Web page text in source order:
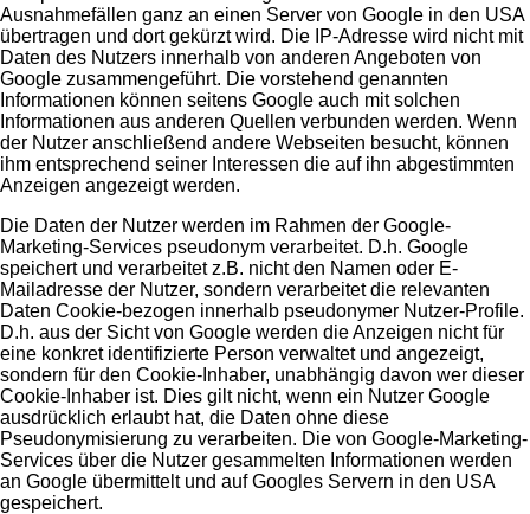
Ausnahmefällen ganz an einen Server von Google in den USA
übertragen und dort gekürzt wird. Die IP-Adresse wird nicht mit
Daten des Nutzers innerhalb von anderen Angeboten von
Google zusammengeführt. Die vorstehend genannten
Informationen können seitens Google auch mit solchen
Informationen aus anderen Quellen verbunden werden. Wenn
der Nutzer anschließend andere Webseiten besucht, können
ihm entsprechend seiner Interessen die auf ihn abgestimmten
Anzeigen angezeigt werden.
Die Daten der Nutzer werden im Rahmen der Google-
Marketing-Services pseudonym verarbeitet. D.h. Google
speichert und verarbeitet z.B. nicht den Namen oder E-
Mailadresse der Nutzer, sondern verarbeitet die relevanten
Daten Cookie-bezogen innerhalb pseudonymer Nutzer-Profile.
D.h. aus der Sicht von Google werden die Anzeigen nicht für
eine konkret identifizierte Person verwaltet und angezeigt,
sondern für den Cookie-Inhaber, unabhängig davon wer dieser
Cookie-Inhaber ist. Dies gilt nicht, wenn ein Nutzer Google
ausdrücklich erlaubt hat, die Daten ohne diese
Pseudonymisierung zu verarbeiten. Die von Google-Marketing-
Services über die Nutzer gesammelten Informationen werden
an Google übermittelt und auf Googles Servern in den USA
gespeichert.